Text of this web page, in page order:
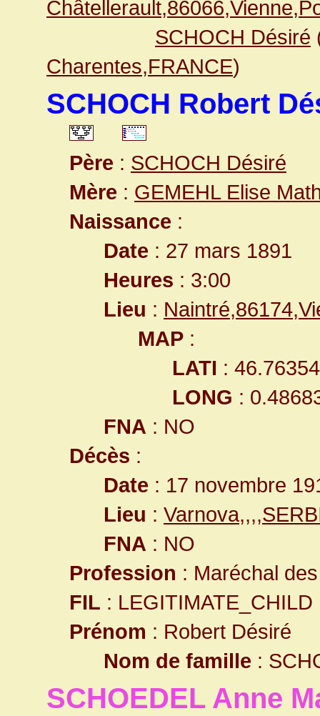
SCHOCH Désiré
Charentes,FRANCE)
SCHOCH Robert
Père : SCHOCH Désiré
Mère : GEMEHL Elise
Naissance :
Date : 27 mars 1891
Heures : 3:00
Lieu :
MAP :
LATI :
LONG :
FNA : NO
Décès :
Date : 17 novembre
Lieu :
FNA : NO
Profession : Maréchal
FIL : LEGITIMATE_CHILD
Prénom : Robert Désiré
Nom de famille :
SCHOEDEL Anne